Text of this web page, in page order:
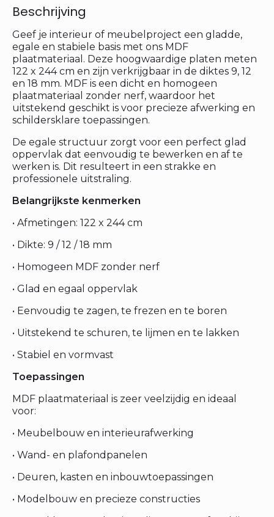
Beschrijving
Geef je interieur of meubelproject een gladde,
egale en stabiele basis met ons MDF
plaatmateriaal. Deze hoogwaardige platen meten
122 x 244 cm en zijn verkrijgbaar in de diktes 9, 12
en 18 mm. MDF is een dicht en homogeen
plaatmateriaal zonder nerf, waardoor het
uitstekend geschikt is voor precieze afwerking en
schildersklare toepassingen.
De egale structuur zorgt voor een perfect glad
oppervlak dat eenvoudig te bewerken en af te
werken is. Dit resulteert in een strakke en
professionele uitstraling.
Belangrijkste kenmerken
• Afmetingen: 122 x 244 cm
• Dikte: 9 / 12 / 18 mm
• Homogeen MDF zonder nerf
• Glad en egaal oppervlak
• Eenvoudig te zagen, te frezen en te boren
• Uitstekend te schuren, te lijmen en te lakken
• Stabiel en vormvast
Toepassingen
MDF plaatmateriaal is zeer veelzijdig en ideaal
voor:
• Meubelbouw en interieurafwerking
• Wand- en plafondpanelen
• Deuren, kasten en inbouwtoepassingen
• Modelbouw en precieze constructies